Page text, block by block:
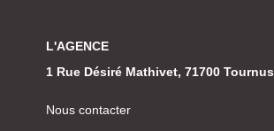
L'AGENCE
1 Rue Désiré Mathivet, 71700 Tournus
Nous contacter